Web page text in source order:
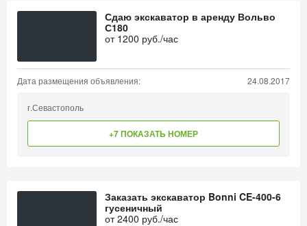
Сдаю экскаватор в аренду Вольво
С180
от 1200 руб./час
Дата размещения объявления: 24.08.2017
г.Севастополь
+7 ПОКАЗАТЬ НОМЕР
Заказать экскаватор Bonni CE-400-6
гусеничный
от2400 руб./час